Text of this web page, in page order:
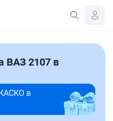
ВАЗ 2107 в
в